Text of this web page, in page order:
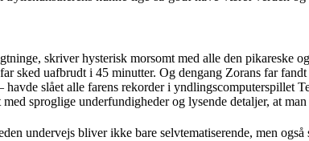
skriver hysterisk morsomt med alle den pikareske
sked uafbrudt i 45 minutter. Og dengang Zorans far
slået alle farens rekorder i yndlingscomputerspillet
sproglige underfundigheder og lysende detaljer, at
undervejs bliver ikke bare selvtematiserende, men